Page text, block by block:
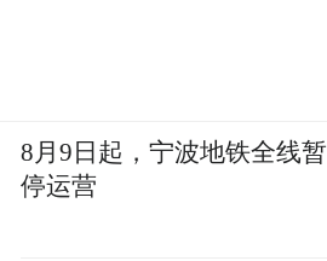
8月9日起，宁波地铁全线暂
停运营